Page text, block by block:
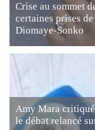
Crise au sommet
certaines prises
Diomaye-Sonko
Amy Mara
le débat relancé